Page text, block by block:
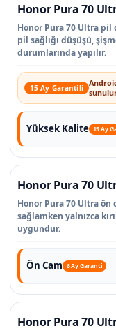
Honor Pura 70
Honor Pura 70 Ultra pil
pil sağlığı düşüşü,
durumlarında yapılır.
15 Ay Garantili
Yüksek Kalite 15 Ay
Honor Pura 70
Honor Pura 70 Ultra
sağlamken yalnızca
uygundur.
Ön Cam 6 Ay Garanti
Honor Pura 70